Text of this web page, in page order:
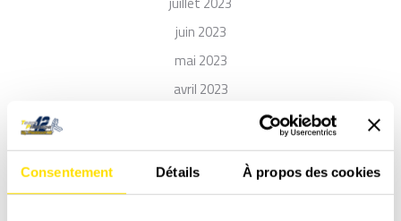
Consentement Détails À propos des cookies
juin 2023
mai 2023
avril 2023
décembre 2022
novembre 2022